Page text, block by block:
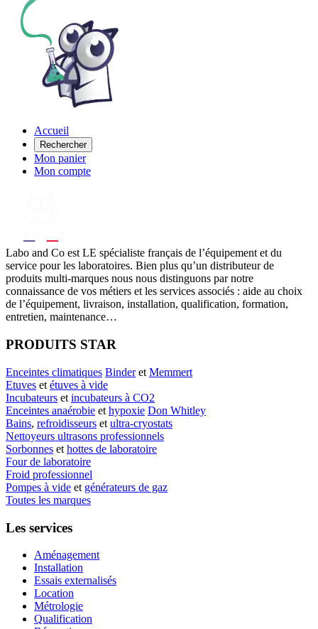
Accueil
Rechercher
Mon panier
Mon compte
Labo and Co est LE spécialiste français de l’équipement et du
service pour les laboratoires. Bien plus qu’un distributeur de
produits multi-marques nous nous distinguons par notre
connaissance de vos métiers et les services associés : aide au choix
de l’équipement, livraison, installation, qualification, formation,
entretien, maintenance…
PRODUITS STAR
Enceintes climatiques Binderet Memmert
Etuves et étuves à vide
Incubateurs et incubateurs à CO2
Enceintes anaérobie et hypoxie Don Whitley
Bains, refroidisseurs et ultra-cryostats
Nettoyeurs ultrasons professionnels
Sorbonnes et hottes de laboratoire
Four de laboratoire
Froid professionnel
Pompes à vide et générateurs de gaz
Toutes les marques
Les services
Aménagement
Installation
Essais externalisés
Location
Métrologie
Qualification